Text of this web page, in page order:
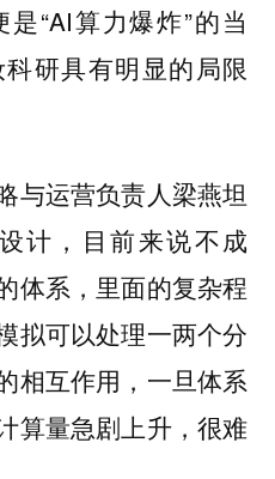
“AI算力爆炸”的当
研具有明显的局限
与运营负责人梁燕坦
计，目前来说不成
体系，里面的复杂程
拟可以处理一两个分
相互作用，一旦体系
算量急剧上升，很难